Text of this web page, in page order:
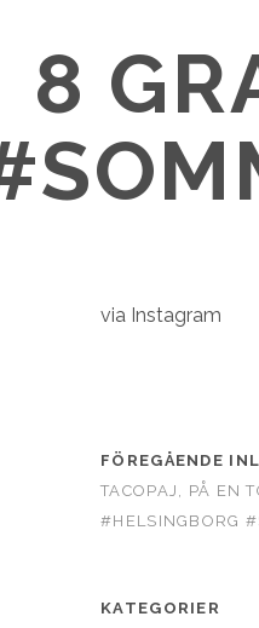
8
via Instagram
FÖREGÅENDE
TACOPAJ, PÅ EN
#HELSINGBORG
KATEGORIER